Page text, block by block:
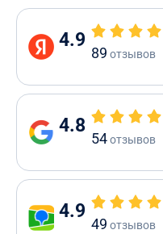
4.9
89 отзывов
4.8
54отзывов
4.9
49 отзывов